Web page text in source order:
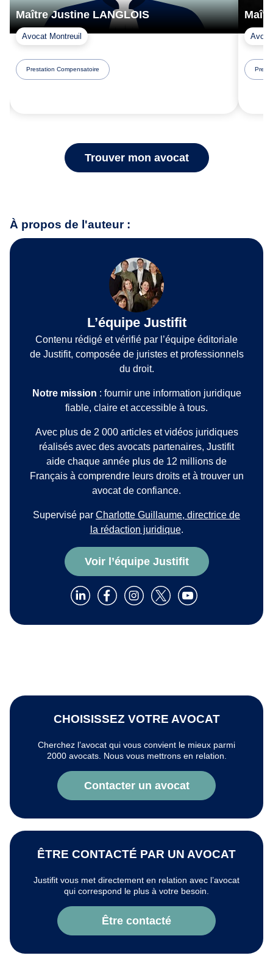
Maître Justine LANGLOIS
Avocat Montreuil
Prestation Compensatoire
Trouver mon avocat
À propos de l'auteur :
L’équipe Justifit
Contenu rédigé et vérifié par l’équipe éditoriale
de Justifit, composée de juristes et professionnels
du droit.
Notre mission : fournir une information juridique
fiable, claire et accessible à tous.
Avec plus de 2 000 articles et vidéos juridiques
réalisés avec des avocats partenaires, Justifit
aide chaque année plus de 12 millions de
Français à comprendre leurs droits et à trouver un
avocat de confiance.
Supervisé par Charlotte Guillaume, directrice de
la rédaction juridique.
Voir l’équipe Justifit
CHOISISSEZ VOTRE AVOCAT
Cherchez l’avocat qui vous convient le mieux parmi
2000 avocats. Nous vous mettrons en relation.
Contacter un avocat
ÊTRE CONTACTÉ PAR UN AVOCAT
Justifit vous met directement en relation avec l’avocat
qui correspond le plus à votre besoin.
Être contacté